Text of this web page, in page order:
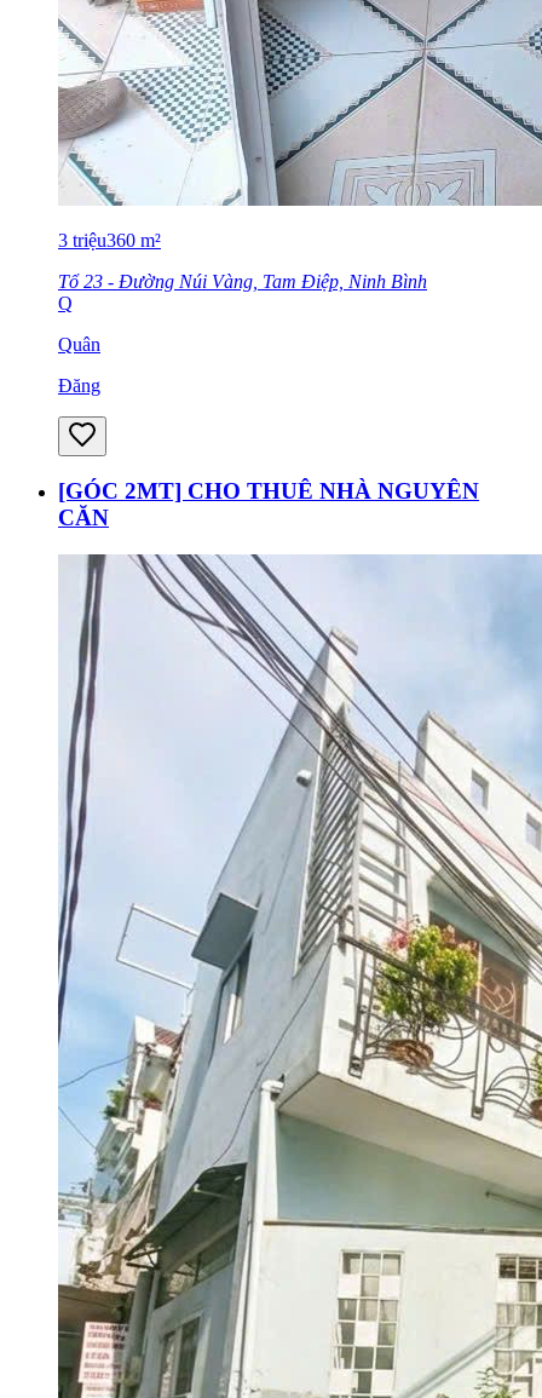
3 triệu360 m²
Tổ 23 - Đường Núi Vàng, Tam Điệp, Ninh Bình
Q
Quân
Đăng
[GÓC 2MT] CHO THUÊ NHÀ NGUYÊN
CĂN